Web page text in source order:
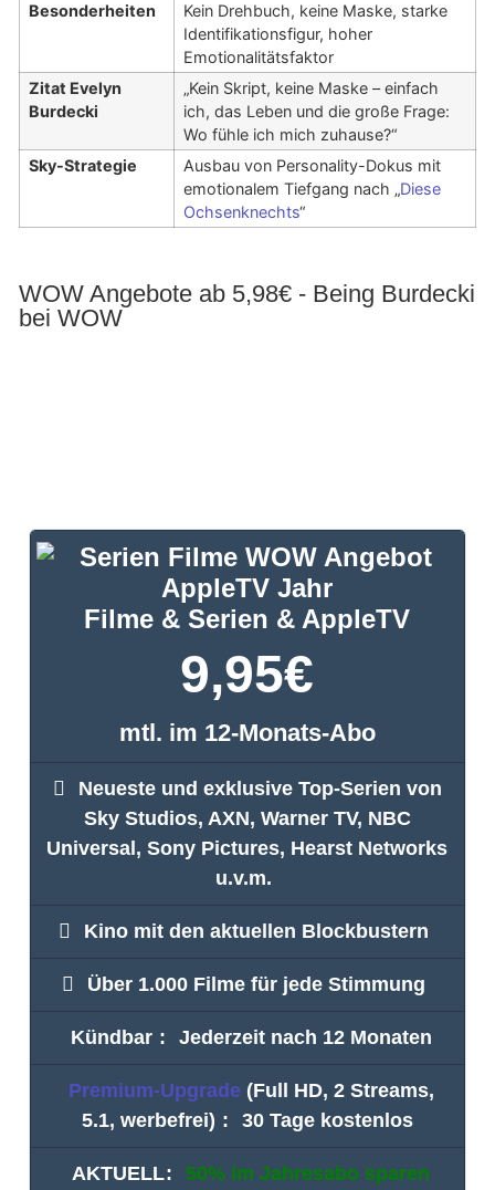
Besonderheiten
Kein Drehbuch, keine Maske, starke
Identifikationsfigur, hoher
Emotionalitätsfaktor
Zitat Evelyn
Burdecki
„Kein Skript, keine Maske – einfach
ich, das Leben und die große Frage:
Wo fühle ich mich zuhause?“
Sky-Strategie
Ausbau von Personality-Dokus mit
emotionalem Tiefgang nach „Diese
Ochsenknechts“
WOW Angebote ab 5,98€ - Being Burdecki
bei WOW
Filme & Serien & AppleTV
9,95€
mtl. im 12-Monats-Abo
Neueste und exklusive Top-Serien von
Sky Studios, AXN, Warner TV, NBC
Universal, Sony Pictures, Hearst Networks
u.v.m.
Kino mit den aktuellen Blockbustern
Über 1.000 Filme für jede Stimmung
Kündbar : Jederzeit nach 12 Monaten
Premium-Upgrade(Full HD, 2 Streams,
5.1, werbefrei) : 30 Tage kostenlos
AKTUELL: 50% im Jahresabo sparen